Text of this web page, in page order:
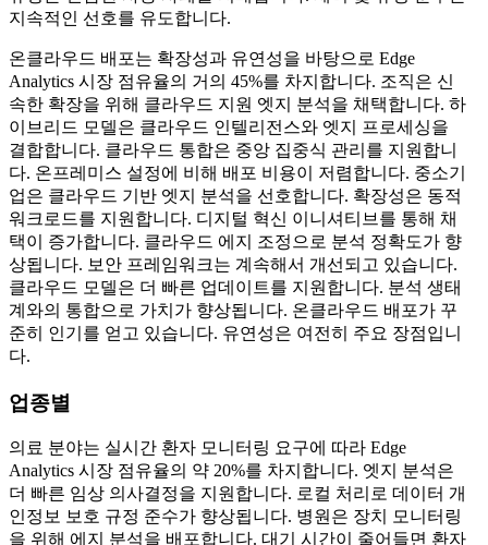
지속적인 선호를 유도합니다.
온클라우드 배포는 확장성과 유연성을 바탕으로 Edge
Analytics 시장 점유율의 거의 45%를 차지합니다. 조직은 신
속한 확장을 위해 클라우드 지원 엣지 분석을 채택합니다. 하
이브리드 모델은 클라우드 인텔리전스와 엣지 프로세싱을
결합합니다. 클라우드 통합은 중앙 집중식 관리를 지원합니
다. 온프레미스 설정에 비해 배포 비용이 저렴합니다. 중소기
업은 클라우드 기반 엣지 분석을 선호합니다. 확장성은 동적
워크로드를 지원합니다. 디지털 혁신 이니셔티브를 통해 채
택이 증가합니다. 클라우드 에지 조정으로 분석 정확도가 향
상됩니다. 보안 프레임워크는 계속해서 개선되고 있습니다.
클라우드 모델은 더 빠른 업데이트를 지원합니다. 분석 생태
계와의 통합으로 가치가 향상됩니다. 온클라우드 배포가 꾸
준히 인기를 얻고 있습니다. 유연성은 여전히 ​​주요 장점입니
다.
업종별
의료 분야는 실시간 환자 모니터링 요구에 따라 Edge
Analytics 시장 점유율의 약 20%를 차지합니다. 엣지 분석은
더 빠른 임상 의사결정을 지원합니다. 로컬 처리로 데이터 개
인정보 보호 규정 준수가 향상됩니다. 병원은 장치 모니터링
을 위해 에지 분석을 배포합니다. 대기 시간이 줄어들면 환자